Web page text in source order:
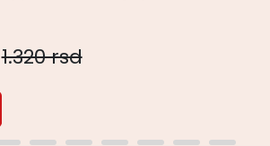
1.320 rsd